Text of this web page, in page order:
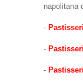
napolitana
-
-
-